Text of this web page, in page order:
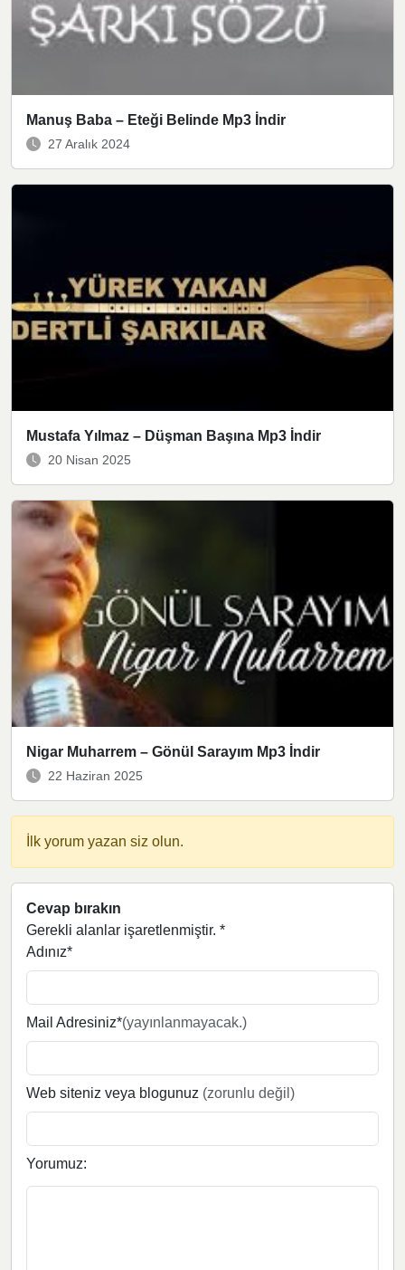
Manuş Baba – Eteği Belinde Mp3 İndir
27 Aralık 2024
Mustafa Yılmaz – Düşman Başına Mp3 İndir
20 Nisan 2025
Nigar Muharrem – Gönül Sarayım Mp3 İndir
22 Haziran 2025
İlk yorum yazan siz olun.
Cevap bırakın
Gerekli alanlar işaretlenmiştir. *
Adınız*
Mail Adresiniz*(yayınlanmayacak.)
Web siteniz veya blogunuz (zorunlu değil)
Yorumuz: